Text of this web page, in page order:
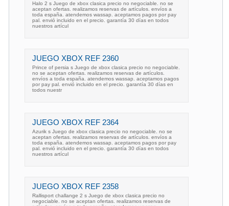
Halo 2 s Juego de xbox clasica precio no negociable. no se
aceptan ofertas. realizamos reservas de artículos. envíos a
toda españa. atendemos wassap. aceptamos pagos por pay
pal. envió incluido en el precio. garantía 30 días en todos
nuestros artícul
JUEGO XBOX REF 2360
Prince of persia s Juego de xbox clasica precio no negociable.
no se aceptan ofertas. realizamos reservas de artículos.
envíos a toda españa. atendemos wassap. aceptamos pagos
por pay pal. envió incluido en el precio. garantía 30 días en
todos nuestr
JUEGO XBOX REF 2364
Azurik s Juego de xbox clasica precio no negociable. no se
aceptan ofertas. realizamos reservas de artículos. envíos a
toda españa. atendemos wassap. aceptamos pagos por pay
pal. envió incluido en el precio. garantía 30 días en todos
nuestros artícul
JUEGO XBOX REF 2358
Rallisport challange 2 s Juego de xbox clasica precio no
negociable. no se aceptan ofertas. realizamos reservas de